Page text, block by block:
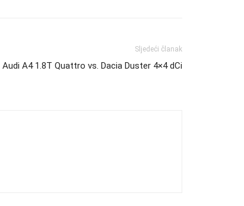
Sljedeći članak
Audi A4 1.8T Quattro vs. Dacia Duster 4×4 dCi